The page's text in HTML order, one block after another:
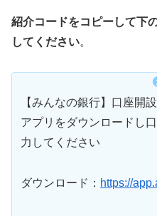
紹介コードをコピーして下
してください。
【みんなの銀行】口座開
アプリをダウンロードし
力してください
ダウンロード： https://